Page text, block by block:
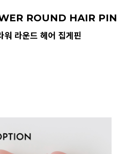
ROUND HAIR PIN
워 라운드 헤어 집게핀